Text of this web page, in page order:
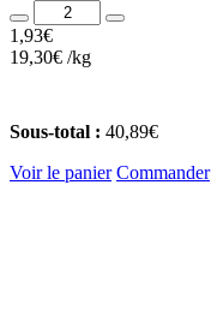
1,93€
19,30€ /kg
Sous-total : 40,89€
Voir le panier Commander